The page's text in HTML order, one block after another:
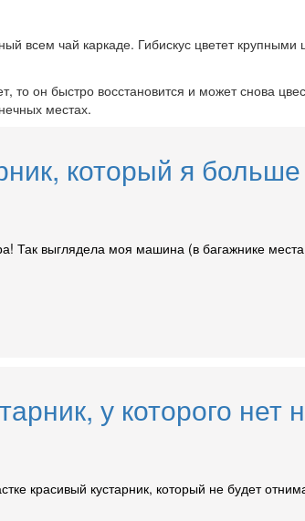
всем чай каркаде. Гибискус цветет
то он быстро восстановится и может снова
местах.
который я
Так выглядела моя машина (в багажнике
у которого нет
красивый кустарник, который не будет